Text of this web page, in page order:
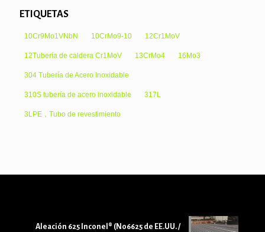
ETIQUETAS
10Cr9Mo1VNbN 10CrMo9-10 12Cr1MoV
12Tubería de caldera Cr1MoV 13CrMo4 16Mo3
304 Tubería de Acero Inoxidable
310S tubería de acero inoxidable 317L
3LPE，Tubo de revestimiento
Aleación 625 Inconel® (N06625 de EE.UU. /